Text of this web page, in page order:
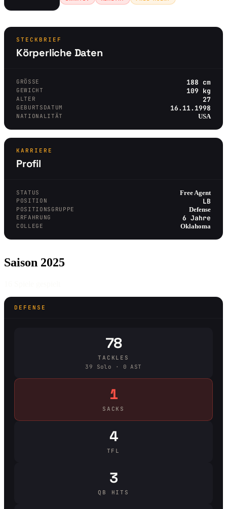
STECKBRIEF
Körperliche Daten
GRÖSSE 188 cm
GEWICHT 109 kg
ALTER 27
GEBURTSDATUM 16.11.1998
NATIONALITÄT USA
KARRIERE
Profil
STATUS Free Agent
POSITION LB
POSITIONSGRUPPE Defense
ERFAHRUNG 6 Jahre
COLLEGE Oklahoma
Saison 2025
DEFENSE
78
TACKLES
39 Solo · 0 AST
1
SACKS
4
TFL
3
QB HITS